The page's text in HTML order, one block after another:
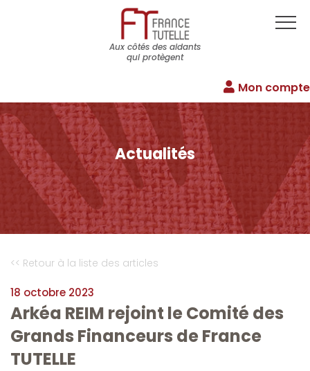
Aux côtés des aidants
qui protègent
Mon compte
Actualités
<< Retour à la liste des articles
18 octobre 2023
Arkéa REIM rejoint le Comité des
Grands Financeurs de France
TUTELLE